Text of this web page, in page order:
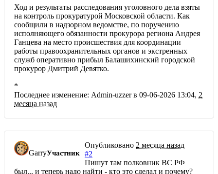
Ход и результаты расследования уголовного дела взяты
на контроль прокуратурой Московской области. Как
сообщили в надзорном ведомстве, по поручению
исполняющего обязанности прокурора региона Андрея
Ганцева на место происшествия для координации
работы правоохранительных органов и экстренных
служб оперативно прибыл Балашихинский городской
прокурор Дмитрий Девятко.
*
Последнее изменение: Admin-uzzer в 09-06-2026 13:04, 2
месяца назад
GarryУчастник
Опубликовано 2 месяца назад
#2
Пишут там полковник ВС РФ
был... и теперь надо найти - кто это сделал и почему?